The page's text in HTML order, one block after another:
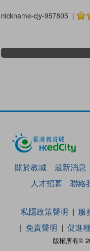
nickname-cjy-957805 |
關於教城 最新消息
人才招募
聯絡
版權所有©
私隱政策聲明 服
免責聲明
促進